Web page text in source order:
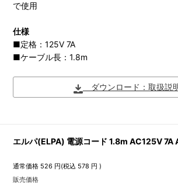
で使用
仕様
■定格：125V 7A
■ケーブル長：1.8m
ダウンロード：取扱説
エルパ(ELPA) 電源コード 1.8m AC125V 7A
通常価格 526 円(税込 578 円 )
販売価格